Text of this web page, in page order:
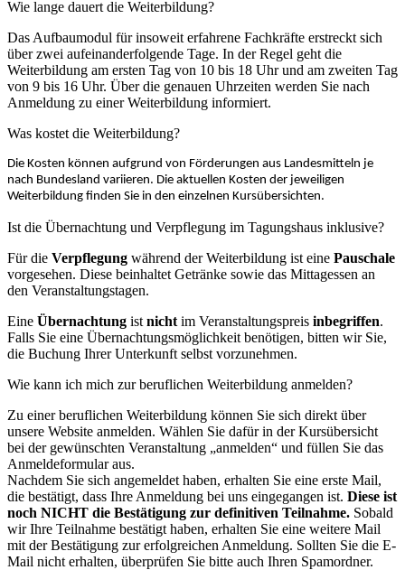
Wie lange dauert die Weiterbildung?
Das Aufbaumodul für insoweit erfahrene Fachkräfte erstreckt sich
über zwei aufeinanderfolgende Tage. In der Regel geht die
Weiterbildung am ersten Tag von 10 bis 18 Uhr und am zweiten Tag
von 9 bis 16 Uhr. Über die genauen Uhrzeiten werden Sie nach
Anmeldung zu einer Weiterbildung informiert.
Was kostet die Weiterbildung?
Die Kosten können aufgrund von Förderungen aus Landesmitteln je
nach Bundesland variieren. Die aktuellen Kosten der jeweiligen
Weiterbildung finden Sie in den einzelnen Kursübersichten.
Ist die Übernachtung und Verpflegung im Tagungshaus inklusive?
Für die Verpflegung während der Weiterbildung ist eine Pauschale
vorgesehen. Diese beinhaltet Getränke sowie das Mittagessen an
den Veranstaltungstagen.
Eine Übernachtung ist nicht im Veranstaltungspreis inbegriffen.
Falls Sie eine Übernachtungsmöglichkeit benötigen, bitten wir Sie,
die Buchung Ihrer Unterkunft selbst vorzunehmen.
Wie kann ich mich zur beruflichen Weiterbildung anmelden?
Zu einer beruflichen Weiterbildung können Sie sich direkt über
unsere Website anmelden. Wählen Sie dafür in der Kursübersicht
bei der gewünschten Veranstaltung „anmelden“ und füllen Sie das
Anmeldeformular aus.
Nachdem Sie sich angemeldet haben, erhalten Sie eine erste Mail,
die bestätigt, dass Ihre Anmeldung bei uns eingegangen ist. Diese ist
noch NICHT die Bestätigung zur definitiven Teilnahme. Sobald
wir Ihre Teilnahme bestätigt haben, erhalten Sie eine weitere Mail
mit der Bestätigung zur erfolgreichen Anmeldung. Sollten Sie die E-
Mail nicht erhalten, überprüfen Sie bitte auch Ihren Spamordner.